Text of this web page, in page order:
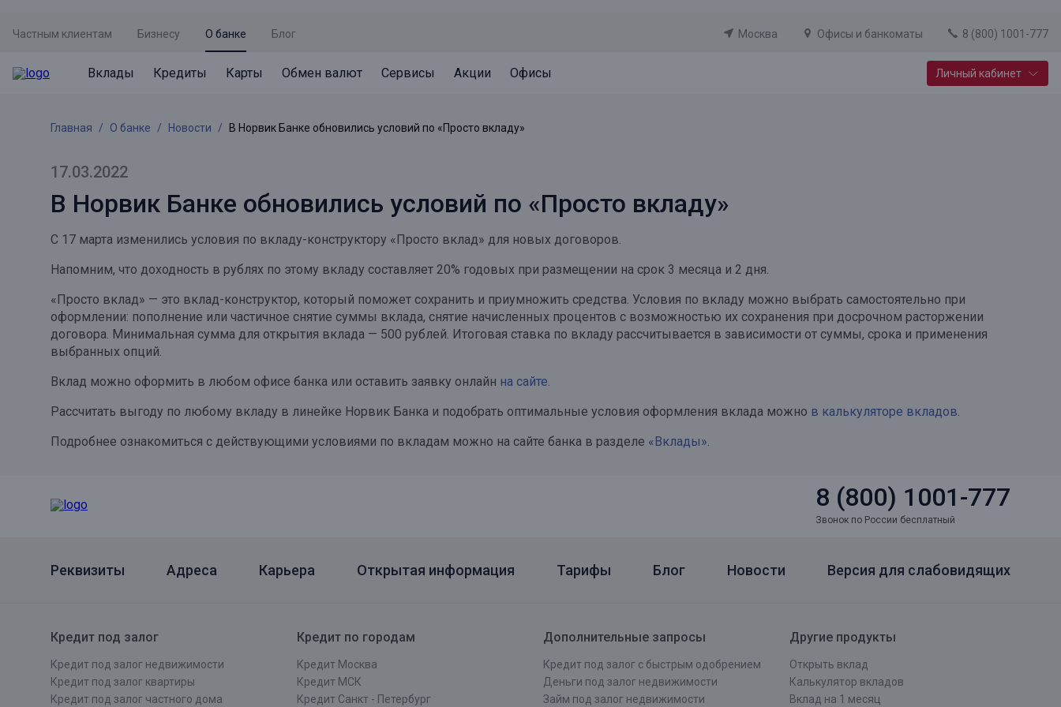
Частным клиентам Бизнесу О банке Блог Москва Офисы и банкоматы 8 (800) 1001-777
Вклады
Не упусти момент
Просто вклад
Накопительный
Новый старт
Валютный плюс
Онлайн
Все вклады
Система страхования вкладов
Архив вкладов
Кредиты
Кредит под залог недвижимости
Рефинансирование
Кредит на автомобиль
Все кредиты
Привилегии для клиентов
Реструктуризация
Карты
Дебетовая карта с пакетом услуг
Премиальная карта Mir Supreme
Пенсионная карта
Все карты
Документы
Кешбэк
Обмен валют
Курсы валют
Бронирование валюты
Курсы валют ЦБ
Сервисы
Оплата кредита
Оценка недвижимости
Подбор новой недвижимости
Госуслуги
Регистрация в ЕБС
Удаленная идентификация
Мобильное приложение
Подтверждение согласия через Госуслуги
Акции
Акция «Приведи друга»
Акция «Ставка на бизнес»
Офисы Личный кабинет
Главная О банке Новости В Норвик Банке обновились условий по «Просто вкладу»
17.03.2022
В Норвик Банке обновились условий по «Просто вкладу»
С 17 марта изменились условия по вкладу-конструктору «Просто вклад» для новых договоров.
Напомним, что доходность в рублях по этому вкладу составляет 20% годовых при размещении на срок 3 месяца и 2 дня.
«Просто вклад» — это вклад-конструктор, который поможет сохранить и приумножить средства. Условия по вкладу можно выбрать самостоятельно при
оформлении: пополнение или частичное снятие суммы вклада, снятие начисленных процентов с возможностью их сохранения при досрочном расторжении
договора. Минимальная сумма для открытия вклада — 500 рублей. Итоговая ставка по вкладу рассчитывается в зависимости от суммы, срока и применения
выбранных опций.
Вклад можно оформить в любом офисе банка или оставить заявку онлайн на сайте.
Рассчитать выгоду по любому вкладу в линейке Норвик Банка и подобрать оптимальные условия оформления вклада можно в калькуляторе вкладов.
Подробнее ознакомиться с действующими условиями по вкладам можно на сайте банка в разделе «Вклады».
8 (800) 1001-777
Звонок по России бесплатный
Реквизиты Адреса Карьера Открытая информация Тарифы Блог Новости Версия для слабовидящих
Кредит под залог
Кредит под залог недвижимости
Кредит под залог квартиры
Кредит под залог частного дома
Кредит по городам
Кредит Москва
Кредит МСК
Кредит Санкт - Петербург
Дополнительные запросы
Кредит под залог с быстрым одобрением
Деньги под залог недвижимости
Займ под залог недвижимости
Другие продукты
Открыть вклад
Калькулятор вкладов
Вклад на 1 месяц